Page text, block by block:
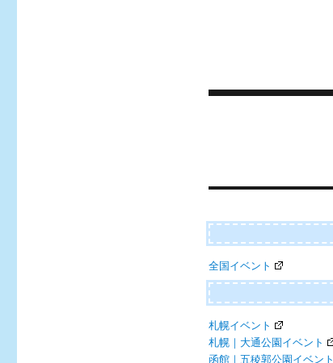
全国イベント
札幌イベント
札幌｜大通公園イベント
函館｜五稜郭公園イベント